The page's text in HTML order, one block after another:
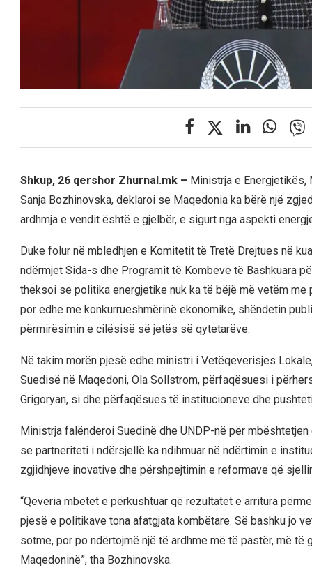
Shkup, 26 qershor Zhurnal.mk – Ministrja e Energjetikës,
Sanja Bozhinovska, deklaroi se Maqedonia ka bërë një
ardhmja e vendit është e gjelbër, e sigurt nga aspekti
Duke folur në mbledhjen e Komitetit të Tretë Drejtues në
ndërmjet Sida-s dhe Programit të Kombeve të Bashkuara
theksoi se politika energjetike nuk ka të bëjë më vetëm me
por edhe me konkurrueshmërinë ekonomike, shëndetin
përmirësimin e cilësisë së jetës së qytetarëve.
Në takim morën pjesë edhe ministri i Vetëqeverisjes
Suedisë në Maqedoni, Ola Sollstrom, përfaqësuesi i
Grigoryan, si dhe përfaqësues të institucioneve dhe
Ministrja falënderoi Suedinë dhe UNDP-në për
se partneriteti i ndërsjellë ka ndihmuar në ndërtimin e
zgjidhjeve inovative dhe përshpejtimin e reformave që
“Qeveria mbetet e përkushtuar që rezultatet e arritura
pjesë e politikave tona afatgjata kombëtare. Së bashku jo
sotme, por po ndërtojmë një të ardhme më të pastër, më të
Maqedoninë”, tha Bozhinovska.